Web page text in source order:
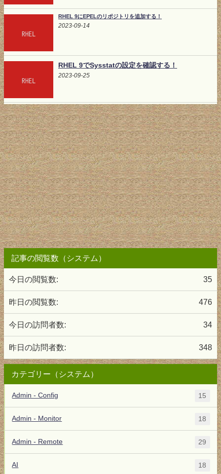
RHEL 9にEPELのリポジトリを追加する！
2023-09-14
RHEL 9でSysstatの設定を確認する！
2023-09-25
記事の閲覧数（システム）
35
今日の閲覧数:
476
昨日の閲覧数:
34
今日の訪問者数:
348
昨日の訪問者数:
カテゴリー（システム）
Admin - Config 15
Admin - Monitor 18
Admin - Remote 29
AI 18